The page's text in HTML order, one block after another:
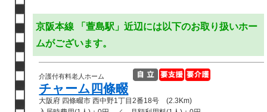
京阪本線 「萱島駅」近辺には以下のお取り扱いホー
ムがございます。
介護付有料老人ホーム
チャーム四條畷
大阪府 四條畷市 西中野1丁目2番18号 (2.3Km)